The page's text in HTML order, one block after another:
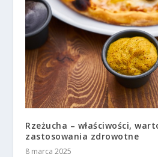
Rzeżucha – właściwości,
zastosowania zdrowotne
8 marca 2025